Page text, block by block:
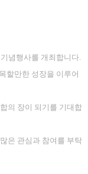
념행사를 개최합니다.
할만한 성장을 이루어
의 장이 되기를 기대합
은 관심과 참여를 부탁